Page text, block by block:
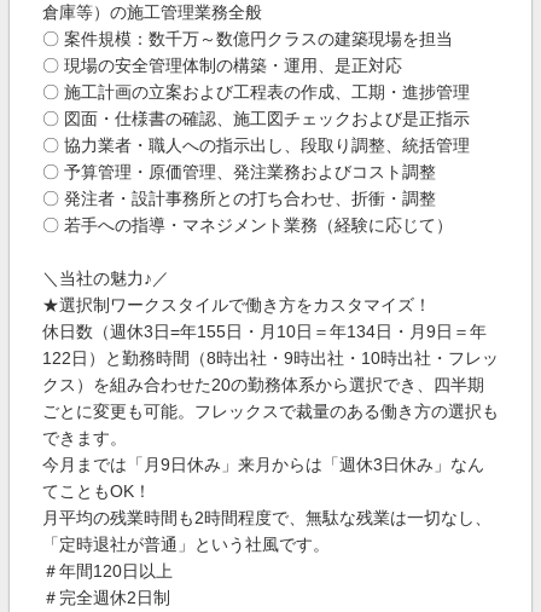
倉庫等）の施工管理業務全般
〇 案件規模：数千万～数億円クラスの建築現場を担当
〇 現場の安全管理体制の構築・運用、是正対応
〇 施工計画の立案および工程表の作成、工期・進捗管理
〇 図面・仕様書の確認、施工図チェックおよび是正指示
〇 協力業者・職人への指示出し、段取り調整、統括管理
〇 予算管理・原価管理、発注業務およびコスト調整
〇 発注者・設計事務所との打ち合わせ、折衝・調整
〇 若手への指導・マネジメント業務（経験に応じて）
＼当社の魅力♪／
★選択制ワークスタイルで働き方をカスタマイズ！
休日数（週休3日=年155日・月10日＝年134日・月9日＝年
122日）と勤務時間（8時出社・9時出社・10時出社・フレッ
クス）を組み合わせた20の勤務体系から選択でき、四半期
ごとに変更も可能。フレックスで裁量のある働き方の選択も
できます。
今月までは「月9日休み」来月からは「週休3日休み」なん
てこともOK！
月平均の残業時間も2時間程度で、無駄な残業は一切なし、
「定時退社が普通」という社風です。
＃年間120日以上
＃完全週休2日制